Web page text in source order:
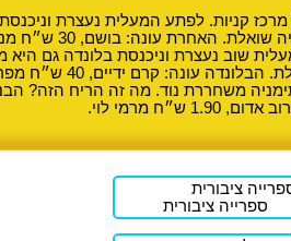
קניות. לפתע המעלית נעצרת
מה זה הריח הזה?
שוב נעצרת וניכנסת בלונדה גם
הריח הזה? התימניה שואלת.
משחררת נוד. מה זה הריח הזה?
מרמי לוי.
ספרייה ציבורית